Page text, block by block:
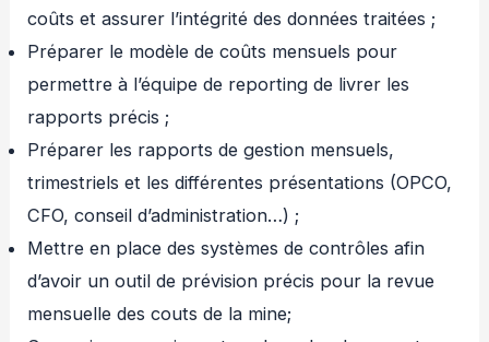
coûts et assurer l’intégrité des données traitées ;
Préparer le modèle de coûts mensuels pour
permettre à l’équipe de reporting de livrer les
rapports précis ;
Préparer les rapports de gestion mensuels,
trimestriels et les différentes présentations (OPCO,
CFO, conseil d’administration…) ;
Mettre en place des systèmes de contrôles afin
d’avoir un outil de prévision précis pour la revue
mensuelle des couts de la mine;